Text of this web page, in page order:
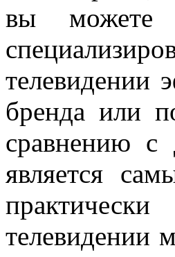
вы можете
телевидении
бренда или
сравнению с
является
телевидении